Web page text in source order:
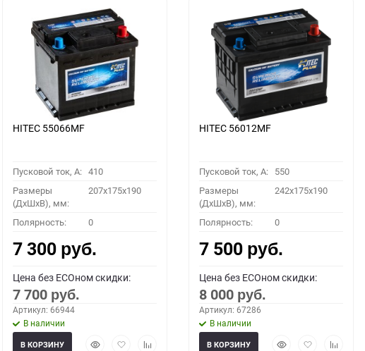
HITEC 55066MF
Пусковой ток, A: 410
Размеры
(ДхШхВ), мм:
207x175x190
Полярность: 0
7 300 руб.
Цена без ECOном скидки:
7 700 руб.
Артикул: 66944
В наличии
БыстрыйДобавитьДобавить
В КОРЗИНУ
HITEC 56012MF
Пусковой ток, A: 550
Размеры
(ДхШхВ), мм:
242x175x190
Полярность: 0
7 500 руб.
Цена без ECOном скидки:
8 000 руб.
Артикул: 67286
В наличии
БыстрыйДобавитьДобавить
В КОРЗИНУ